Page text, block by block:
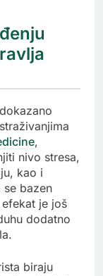
,
nivo stresa,
kao i
bazen
je još
dodatno
biraju